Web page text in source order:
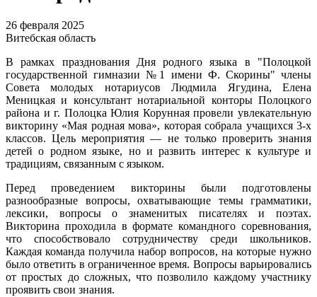
26 февраля 2025
Витебская область
В рамках празднования Дня родного языка в "Полоцкой
государственной гимназии №1 имени Ф. Скорины" члены
Совета молодых нотариусов Людмила Ягудина, Елена
Меницкая и консультант нотариальной конторы Полоцкого
района и г. Полоцка Юлия Корунная провели увлекательную
викторину «Мая родная мова», которая собрала учащихся 3-х
классов. Цель мероприятия — не только проверить знания
детей о родном языке, но и развить интерес к культуре и
традициям, связанным с языком.
Перед проведением викторины были подготовлены
разнообразные вопросы, охватывающие темы грамматики,
лексики, вопросы о знаменитых писателях и поэтах.
Викторина проходила в формате командного соревнования,
что способствовало сотрудничеству среди школьников.
Каждая команда получила набор вопросов, на которые нужно
было ответить в ограниченное время. Вопросы варьировались
от простых до сложных, что позволило каждому участнику
проявить свои знания.